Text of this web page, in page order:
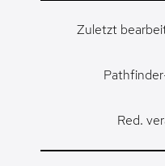
Zuletzt
Red.